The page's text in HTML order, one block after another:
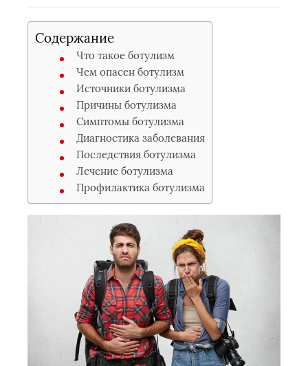
Содержание
Что такое ботулизм
Чем опасен ботулизм
Источники ботулизма
Причины ботулизма
Симптомы ботулизма
Диагностика заболевания
Последствия ботулизма
Лечение ботулизма
Профилактика ботулизма